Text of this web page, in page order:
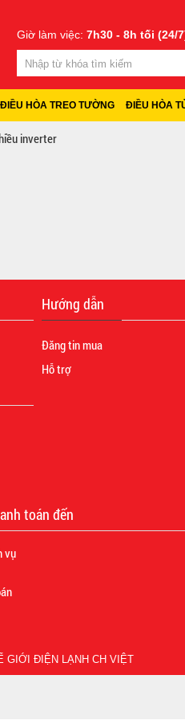
Giờ làm việc: 7h30 - 8h tối (24/
ĐIỀU HÒA TREO TƯỜNG ĐIỀU HÒA
inverter
Hướng dẫn
Đăng tin mua
Hỗ trợ
toán đến
vụ
GIỚI ĐIỆN LẠNH CH VIỆT